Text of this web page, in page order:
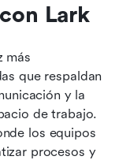
Lark
más
y la
los equipos
procesos y